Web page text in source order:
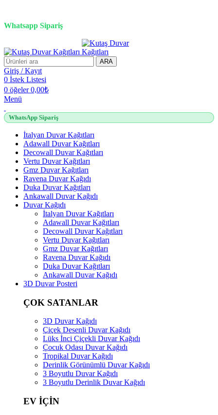
Whatsapp Sipariş
ARA
Giriş / Kayıt
0 İstek Listesi
0 öğeler 0,00₺
Menü
WhatsApp Sipariş
İtalyan Duvar Kağıtları
Adawall Duvar Kağıtları
Decowall Duvar Kağıtları
Vertu Duvar Kağıtları
Gmz Duvar Kağıtları
Ravena Duvar Kağıdı
Duka Duvar Kağıtları
Ankawall Duvar Kağıdı
Duvar Kağıdı
İtalyan Duvar Kağıtları
Adawall Duvar Kağıtları
Decowall Duvar Kağıtları
Vertu Duvar Kağıtları
Gmz Duvar Kağıtları
Ravena Duvar Kağıdı
Duka Duvar Kağıtları
Ankawall Duvar Kağıdı
3D Duvar Posteri
ÇOK SATANLAR
3D Duvar Kağıdı
Çiçek Desenli Duvar Kağıdı
Lüks İnci Çiçekli Duvar Kağıdı
Çocuk Odası Duvar Kağıdı
Tropikal Duvar Kağıdı
Derinlik Görünümlü Duvar Kağıdı
3 Boyutlu Duvar Kağıdı
3 Boyutlu Derinlik Duvar Kağıdı
EV İÇİN